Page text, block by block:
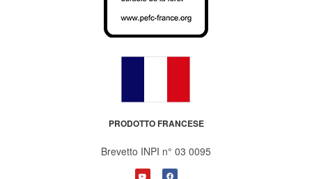
PRODOTTO FRANCESE
Brevetto INPI n° 03 0095